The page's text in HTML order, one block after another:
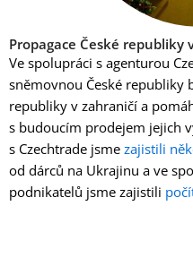
Propagace České republiky
Ve spolupráci s agenturou
sněmovnou České republiky
republiky v zahraničí a
s budoucím prodejem jejich
s Czechtrade jsme zajistili
od dárců na Ukrajinu a ve
podnikatelů jsme zajistili